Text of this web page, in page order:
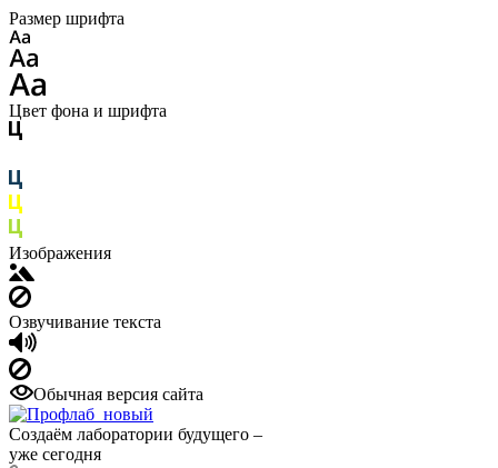
Размер шрифта
Цвет фона и шрифта
Изображения
Озвучивание текста
Обычная версия сайта
Создаём лаборатории будущего –
уже сегодня